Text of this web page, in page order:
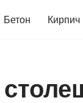
Бетон Кирпич